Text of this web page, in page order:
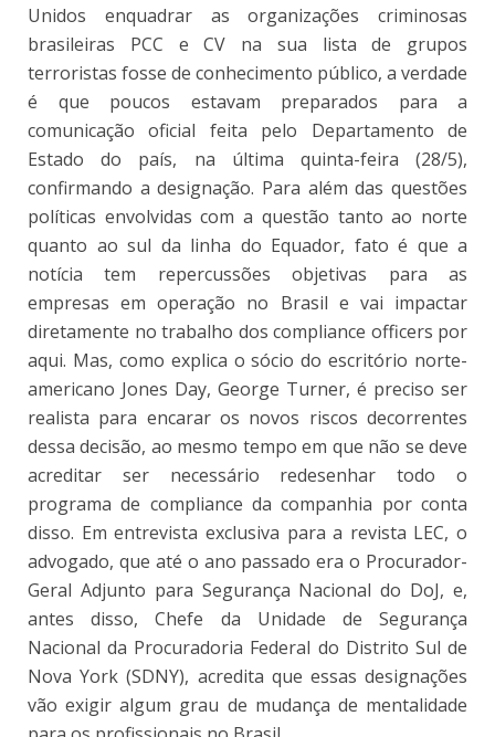
Unidos enquadrar as organizações criminosas
brasileiras PCC e CV na sua lista de grupos
terroristas fosse de conhecimento público, a verdade
é que poucos estavam preparados para a
comunicação oficial feita pelo Departamento de
Estado do país, na última quinta-feira (28/5),
confirmando a designação. Para além das questões
políticas envolvidas com a questão tanto ao norte
quanto ao sul da linha do Equador, fato é que a
notícia tem repercussões objetivas para as
empresas em operação no Brasil e vai impactar
diretamente no trabalho dos compliance officers por
aqui. Mas, como explica o sócio do escritório norte-
americano Jones Day, George Turner, é preciso ser
realista para encarar os novos riscos decorrentes
dessa decisão, ao mesmo tempo em que não se deve
acreditar ser necessário redesenhar todo o
programa de compliance da companhia por conta
disso. Em entrevista exclusiva para a revista LEC, o
advogado, que até o ano passado era o Procurador-
Geral Adjunto para Segurança Nacional do DoJ, e,
antes disso, Chefe da Unidade de Segurança
Nacional da Procuradoria Federal do Distrito Sul de
Nova York (SDNY), acredita que essas designações
vão exigir algum grau de mudança de mentalidade